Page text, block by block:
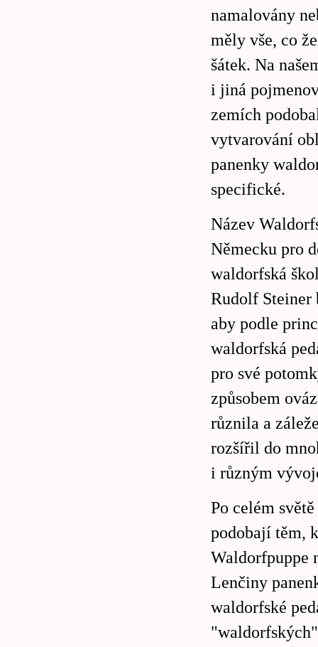
namalovány
měly vše, co
šátek. Na
i jiná
zemích
vytvarování
panenky
specifické.
Název
Německu pro
waldorfská
Rudolf Steiner
aby podle
waldorfská
pro své
způsobem
různila a
rozšířil do
i různým
Po celém
podobají těm,
Waldorfpuppe
Lenčiny
waldorfské